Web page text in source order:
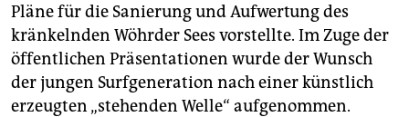
Pläne für die Sanierung und Aufwertung des
kränkelnden Wöhrder Sees vorstellte. Im Zuge der
öffentlichen Präsentationen wurde der Wunsch
der jungen Surf­generation nach einer künstlich
erzeugten „stehenden Welle“ aufgenommen.